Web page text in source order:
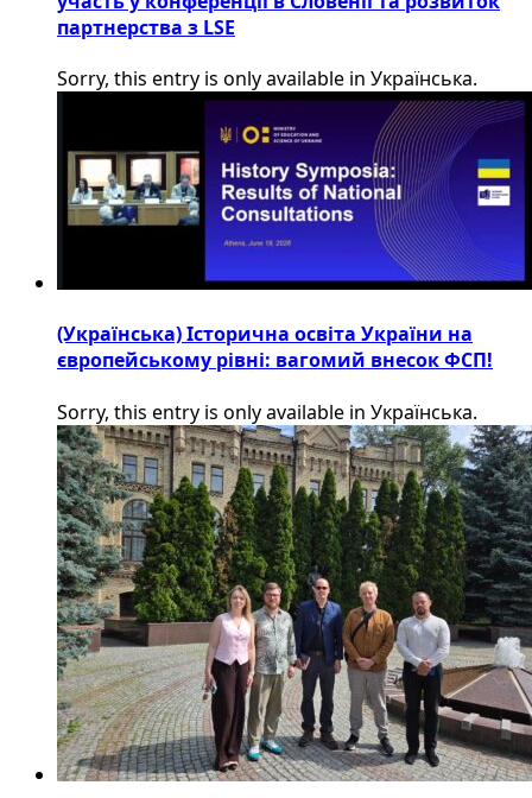
партнерства з LSE
Sorry, this entry is only available in Українська.
(Українська) Історична освіта України на
європейському рівні: вагомий внесок ФСП!
Sorry, this entry is only available in Українська.